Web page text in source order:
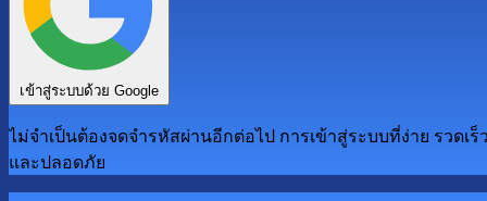
เข้าสู่ระบบด้วย Google
ไม่จำเป็นต้องจดจำรหัสผ่านอีกต่อไป การเข้าสู่ระบบที่ง่าย รวดเร็
และปลอดภัย